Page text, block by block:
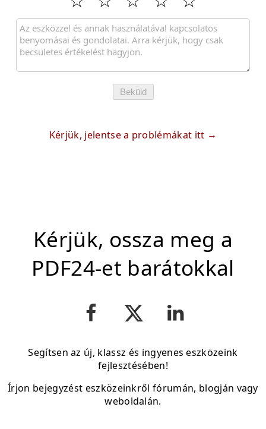
Beküld
Kérjük, jelentse a problémákat itt
Kérjük, ossza meg a
PDF24-et barátokkal
Segítsen az új, klassz és ingyenes eszközeink
fejlesztésében!
Írjon bejegyzést eszközeinkről fórumán, blogján vagy
weboldalán.